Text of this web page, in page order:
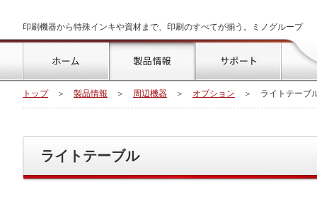
印刷機器から特殊インキや資材まで、印刷のすべてが揃う。ミノグループ
トップ
製品情報 サポート
トップ ＞ 製品情報 ＞ 周辺機器 ＞ オプション ＞ ライトテーブ
ライトテーブル